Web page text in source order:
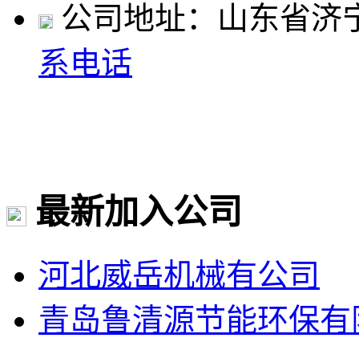
公司地址：山东省济
系电话
最新加入公司
河北威岳机械有公司
青岛鲁清源节能环保